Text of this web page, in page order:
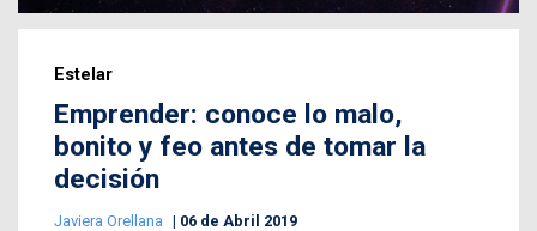
Estelar
Emprender: conoce lo malo,
bonito y feo antes de tomar la
decisión
Javiera Orellana 06 de Abril 2019